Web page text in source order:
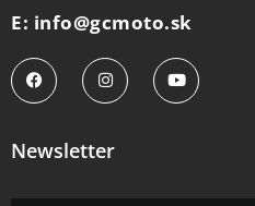
E: info@gcmoto.sk
Newsletter